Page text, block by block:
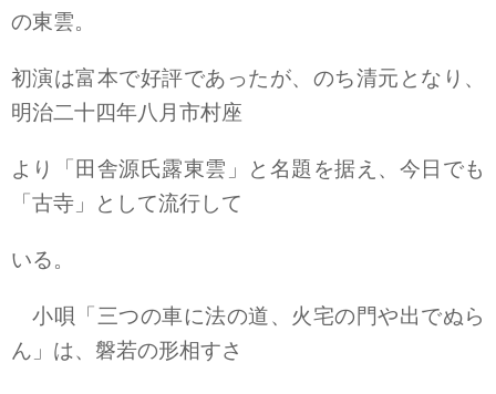
の東雲。
初演は富本で好評であったが、のち清元となり、
明治二十四年八月市村座
より「田舎源氏露東雲」と名題を据え、今日でも
「古寺」として流行して
いる。
小唄「三つの車に法の道、火宅の門や出でぬら
ん」は、磐若の形相すさ